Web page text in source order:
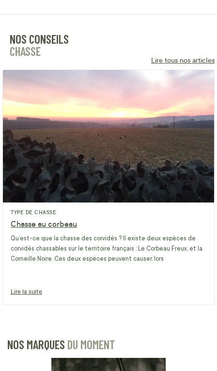
NOS CONSEILS
CHASSE
Lire tous nos articles
TYPE DE CHASSE
Chasse au corbeau
Qu’est-ce que la chasse des corvidés ? Il existe deux espèces de
corvidés chassables sur le territoire français : Le Corbeau Freux, et la
Corneille Noire. Ces deux espèces peuvent causer, lors
Lire la suite
NOS MARQUES DU MOMENT